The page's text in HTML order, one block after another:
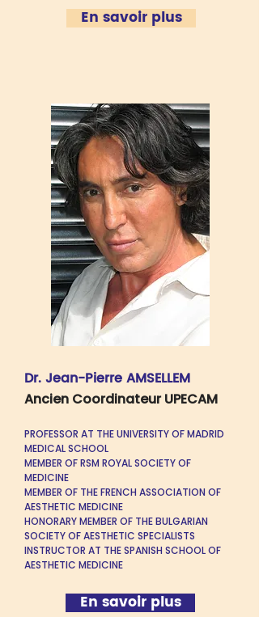
En savoir plus
Dr. Jean-Pierre AMSELLEM
Ancien Coordinateur UPECAM
PROFESSOR AT THE UNIVERSITY OF MADRID
MEDICAL SCHOOL
MEMBER OF RSM ROYAL SOCIETY OF
MEDICINE
MEMBER OF THE FRENCH ASSOCIATION OF
AESTHETIC MEDICINE
HONORARY MEMBER OF THE BULGARIAN
SOCIETY OF AESTHETIC SPECIALISTS
INSTRUCTOR AT THE SPANISH SCHOOL OF
AESTHETIC MEDICINE
En savoir plus